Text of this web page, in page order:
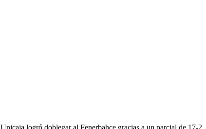
logró doblegar al Fenerbahçe gracias a un parcial de 17-2